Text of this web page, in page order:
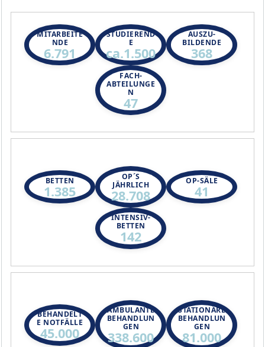
MITARBEITE
NDE
6.791
STUDIEREND
E
ca.1.500
AUSZU-
BILDENDE
368
FACH-
ABTEILUNGE
N
47
BETTEN
1.385
OP´S
JÄHRLICH
28.708
OP-SÄLE
41
INTENSIV-
BETTEN
142
BEHANDELT
E NOTFÄLLE
45.000
AMBULANTE
BEHANDLUN
GEN
338.600
STATIONÄRE
BEHANDLUN
GEN
81.000